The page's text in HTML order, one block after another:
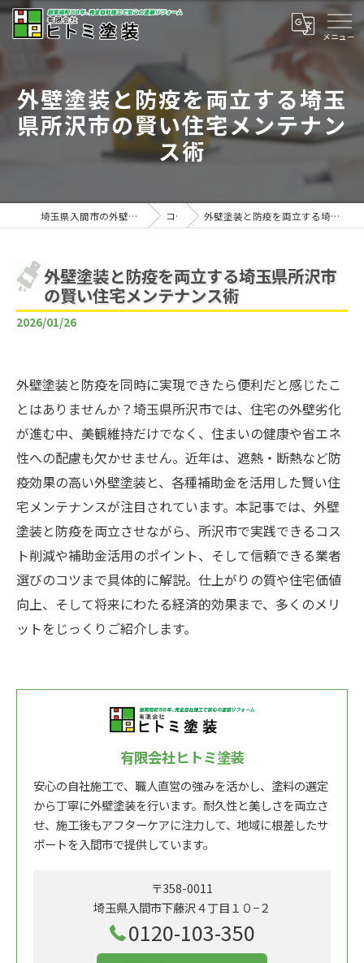
外壁塗装と防疫を両立する埼玉
県所沢市の賢い住宅メンテナン
ス術
埼玉県入間市の外壁塗装は有限会社ヒトミ塗装 コラム 外壁塗装と防疫を両立する埼玉県所沢市の賢い住宅メンテナンス術
外壁塗装と防疫を両立する埼玉県所沢市
の賢い住宅メンテナンス術
2026/01/26
外壁塗装と防疫を同時に実現できたら便利だと感じたこ
とはありませんか？埼玉県所沢市では、住宅の外壁劣化
が進む中、美観維持だけでなく、住まいの健康や省エネ
性への配慮も欠かせません。近年は、遮熱・断熱など防
疫効果の高い外壁塗装と、各種補助金を活用した賢い住
宅メンテナンスが注目されています。本記事では、外壁
塗装と防疫を両立させながら、所沢市で実践できるコス
ト削減や補助金活用のポイント、そして信頼できる業者
選びのコツまで具体的に解説。仕上がりの質や住宅価値
向上、そして将来にわたる経済的効果まで、多くのメリ
ットをじっくりご紹介します。
有限会社ヒトミ塗装
安心の自社施工で、職人直営の強みを活かし、塗料の選定
から丁寧に外壁塗装を行います。耐久性と美しさを両立さ
せ、施工後もアフターケアに注力して、地域に根差したサ
ポートを入間市で提供しています。
〒358-0011
埼玉県入間市下藤沢４丁目１０−２
0120-103-350